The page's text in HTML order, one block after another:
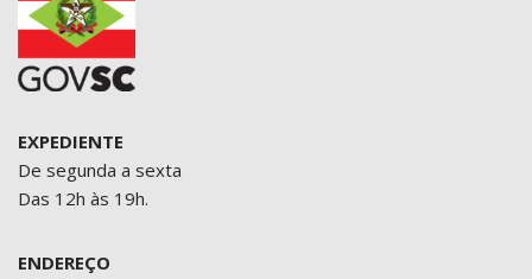
EXPEDIENTE
De segunda a sexta
Das 12h às 19h.
ENDEREÇO